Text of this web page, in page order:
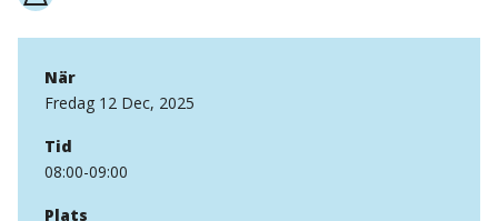
När
Fredag 12 Dec, 2025
Tid
08:00-09:00
Plats